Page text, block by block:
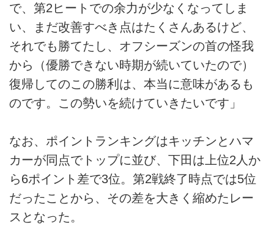
で、第2ヒートでの余力が少なくなってしま
い、まだ改善すべき点はたくさんあるけど、
それでも勝てたし、オフシーズンの首の怪我
から（優勝できない時期が続いていたので）
復帰してのこの勝利は、本当に意味があるも
のです。この勢いを続けていきたいです」
なお、ポイントランキングはキッチンとハマ
カーが同点でトップに並び、下田は上位2人か
ら6ポイント差で3位。第2戦終了時点では5位
だったことから、その差を大きく縮めたレー
スとなった。